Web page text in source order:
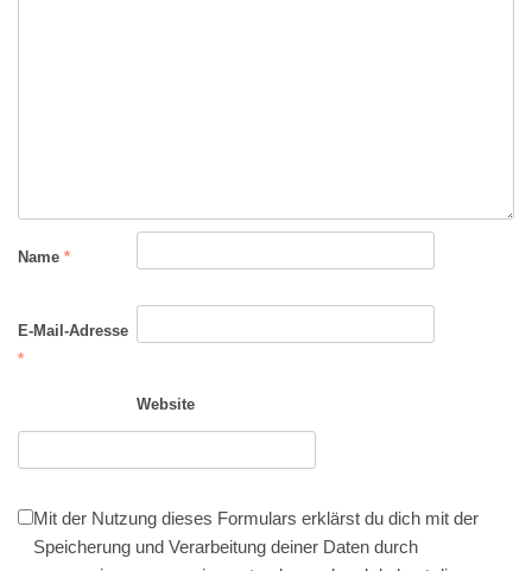
Name *
E-Mail-Adresse
*
Website
Mit der Nutzung dieses Formulars erklärst du dich mit der
Speicherung und Verarbeitung deiner Daten durch